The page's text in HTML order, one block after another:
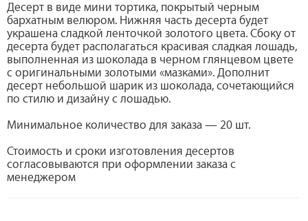
Десерт в виде мини тортика, покрытый черным
бархатным велюром. Нижняя часть десерта будет
украшена сладкой ленточкой золотого цвета. Сбоку от
десерта будет располагаться красивая сладкая лошадь,
выполненная из шоколада в черном глянцевом цвете
с оригинальными золотыми «мазками». Дополнит
десерт небольшой шарик из шоколада, сочетающийся
по стилю и дизайну с лошадью.
Минимальное количество для заказа — 20 шт.
Стоимость и сроки изготовления десертов
согласовываются при оформлении заказа с
менеджером